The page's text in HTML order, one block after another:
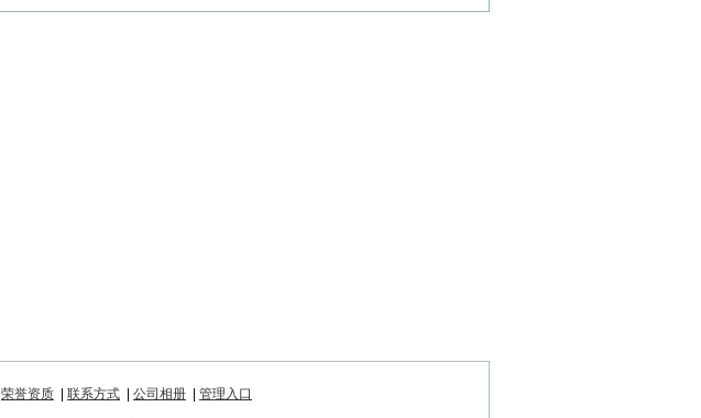
荣誉资质 联系方式 公司相册
管理入口